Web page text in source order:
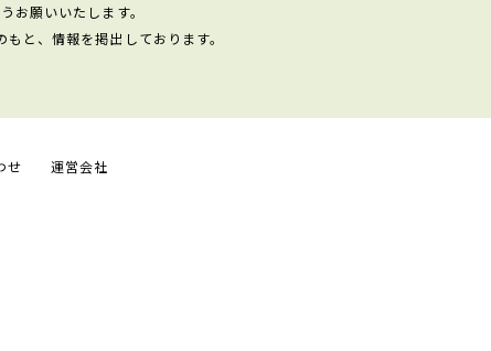
お願いいたします。
と、情報を掲出しております。
せ 運営会社